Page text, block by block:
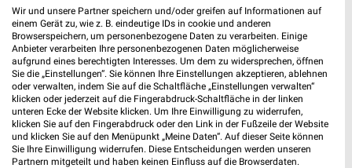
Noch mehr Angebote in
der weekli App!
Wir und unsere Partner speichern und/oder greifen auf Informationen auf
einem Gerät zu, wie z. B. eindeutige IDs in cookie und anderen
Browserspeichern, um personenbezogene Daten zu verarbeiten. Einige
Anbieter verarbeiten Ihre personenbezogenen Daten möglicherweise
aufgrund eines berechtigten Interesses. Um dem zu widersprechen, öffnen
Sie die „Einstellungen“. Sie können Ihre Einstellungen akzeptieren, ablehnen
oder verwalten, indem Sie auf die Schaltfläche „Einstellungen verwalten“
klicken oder jederzeit auf die Fingerabdruck-Schaltfläche in der linken
unteren Ecke der Website klicken. Um Ihre Einwilligung zu widerrufen,
klicken Sie auf den Fingerabdruck oder den Link in der Fußzeile der Website
und klicken Sie auf den Menüpunkt „Meine Daten“. Auf dieser Seite können
Sie Ihre Einwilligung widerrufen. Diese Entscheidungen werden unseren
Partnern mitgeteilt und haben keinen Einfluss auf die Browserdaten.